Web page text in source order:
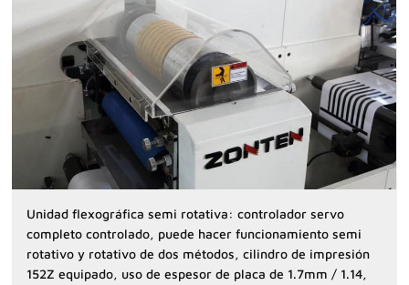
Unidad flexográfica semi rotativa: controlador servo
completo controlado, puede hacer funcionamiento semi
rotativo y rotativo de dos métodos, cilindro de impresión
152Z equipado, uso de espesor de placa de 1.7mm / 1.14,